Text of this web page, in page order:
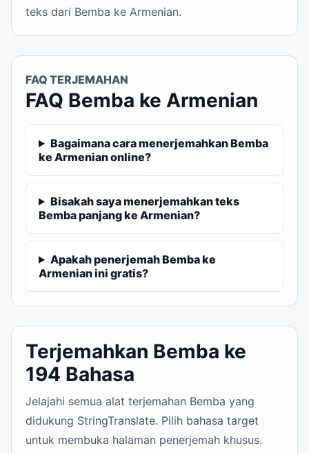
teks dari Bemba ke Armenian.
FAQ TERJEMAHAN
FAQ Bemba ke Armenian
Bagaimana cara menerjemahkan Bemba
ke Armenian online?
Bisakah saya menerjemahkan teks
Bemba panjang ke Armenian?
Apakah penerjemah Bemba ke
Armenian ini gratis?
Terjemahkan Bemba ke
194 Bahasa
Jelajahi semua alat terjemahan Bemba yang
didukung StringTranslate. Pilih bahasa target
untuk membuka halaman penerjemah khusus.